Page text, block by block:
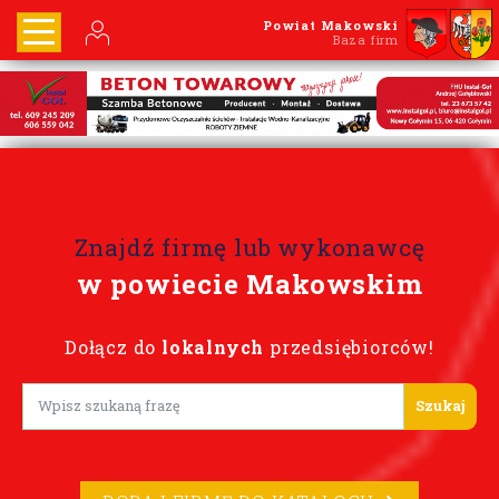
Powiat Makowski
Baza firm
Znajdź firmę lub wykonawcę
w powiecie Makowskim
Dołącz do lokalnych przedsiębiorców!
Lorem ipsum